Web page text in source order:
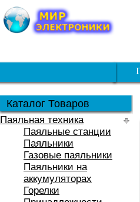
Каталог Товаров
Паяльная техника
Паяльные станции
Паяльники
Газовые паяльники
Паяльники на
аккумуляторах
Горелки